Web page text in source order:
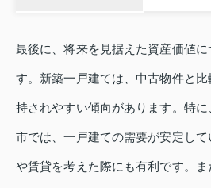
最後に、将来を見据えた資産価値
す。新築一戸建ては、中古物件と
持されやすい傾向があります。特
市では、一戸建ての需要が安定し
や賃貸を考えた際にも有利です。